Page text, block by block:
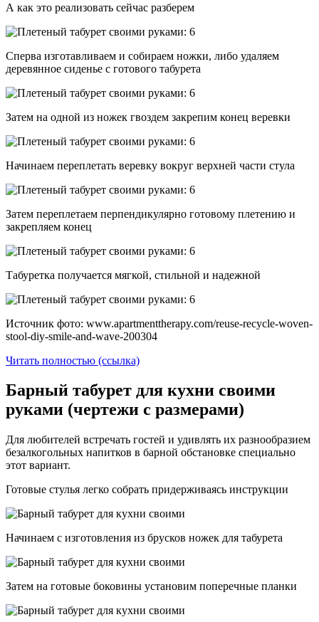
А как это реализовать сейчас разберем
Сперва изготавливаем и собираем ножки, либо удаляем
деревянное сиденье с готового табурета
Затем на одной из ножек гвоздем закрепим конец веревки
Начинаем переплетать веревку вокруг верхней части стула
Затем переплетаем перпендикулярно готовому плетению и
закрепляем конец
Табуретка получается мягкой, стильной и надежной
Источник фото: www.apartmenttherapy.com/reuse-recycle-woven-
stool-diy-smile-and-wave-200304
Читать полностью (ссылка)
Барный табурет для кухни своими
руками (чертежи с размерами)
Для любителей встречать гостей и удивлять их разнообразием
безалкогольных напитков в барной обстановке специально
этот вариант.
Готовые стулья легко собрать придерживаясь инструкции
Начинаем с изготовления из брусков ножек для табурета
Затем на готовые боковины установим поперечные планки